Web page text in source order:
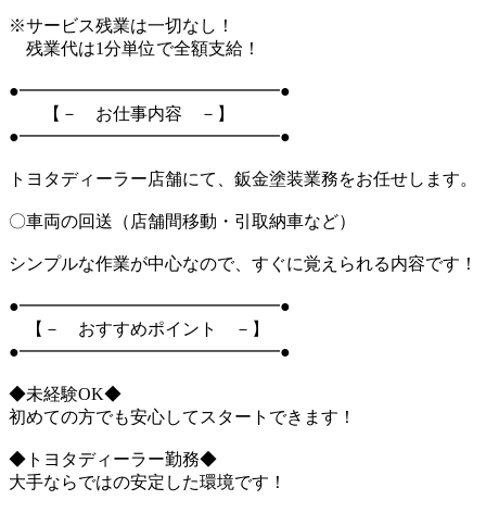
※サービス残業は一切なし！
残業代は1分単位で全額支給！
●━━━━━━━━━━━━━━━●
【－ お仕事内容 －】
●━━━━━━━━━━━━━━━●
トヨタディーラー店舗にて、鈑金塗装業務をお任せします。
〇車両の回送（店舗間移動・引取納車など）
シンプルな作業が中心なので、すぐに覚えられる内容です！
●━━━━━━━━━━━━━━━●
【－ おすすめポイント －】
●━━━━━━━━━━━━━━━●
◆未経験OK◆
初めての方でも安心してスタートできます！
◆トヨタディーラー勤務◆
大手ならではの安定した環境です！